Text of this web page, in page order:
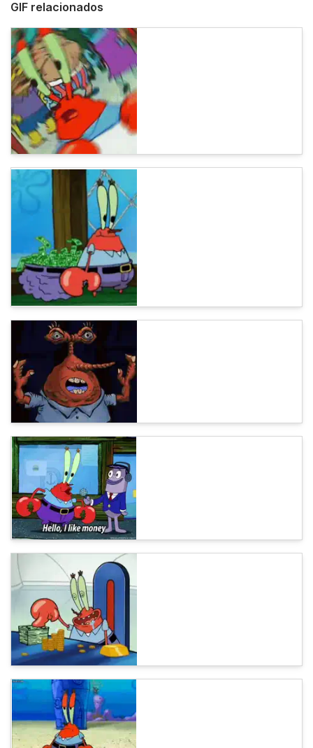
GIF relacionados